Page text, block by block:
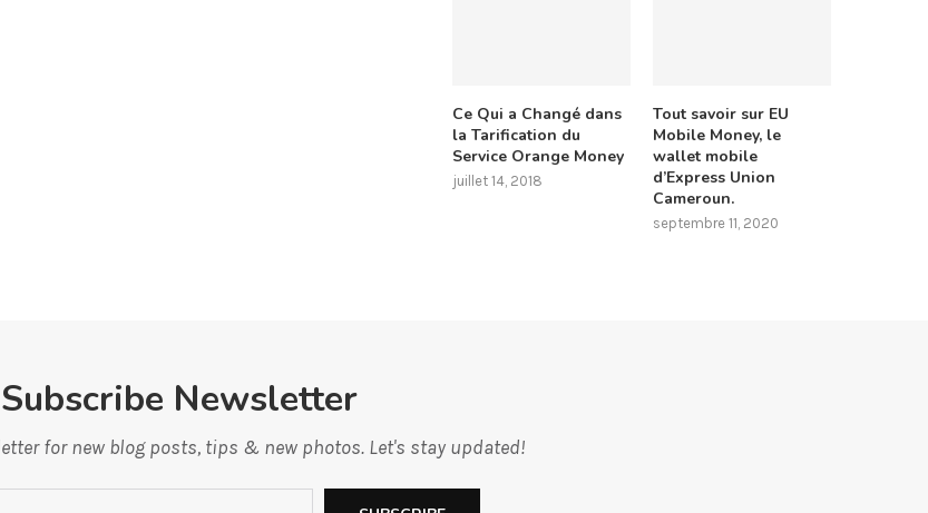
Ce Qui a Changé dans
la Tarification du
Service Orange Money
juillet 14, 2018
Tout savoir sur EU
Mobile Money, le
wallet mobile
d’Express Union
Cameroun.
septembre 11, 2020
Subscribe Newsletter
for new blog posts, tips & new photos. Let's stay updated!